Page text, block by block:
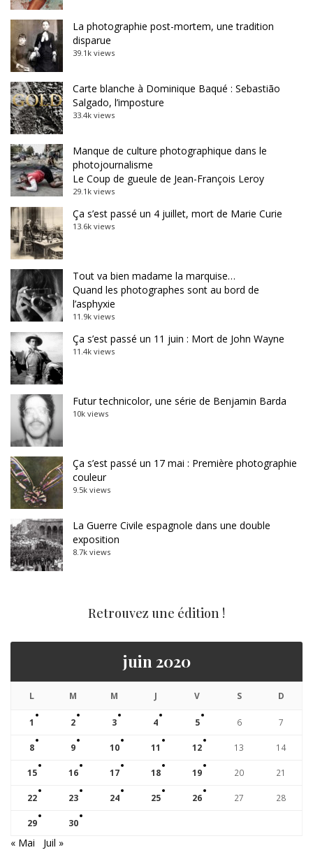
La photographie post-mortem, une tradition
disparue
39.1k views
Carte blanche à Dominique Baqué : Sebastião
Salgado, l’imposture
33.4k views
Manque de culture photographique dans le
photojournalisme
Le Coup de gueule de Jean-François Leroy
29.1k views
Ça s’est passé un 4 juillet, mort de Marie Curie
13.6k views
Tout va bien madame la marquise…
Quand les photographes sont au bord de
l’asphyxie
11.9k views
Ça s’est passé un 11 juin : Mort de John Wayne
11.4k views
Futur technicolor, une série de Benjamin Barda
10k views
Ça s’est passé un 17 mai : Première photographie
couleur
9.5k views
La Guerre Civile espagnole dans une double
exposition
8.7k views
Retrouvez une édition !
juin 2020
L M M J V S D
1 2 3 4 5 6 7
8 9 10 11 12 13 14
15 16 17 18 19 20 21
22 23 24 25 26 27 28
29 30
« Mai Juil »